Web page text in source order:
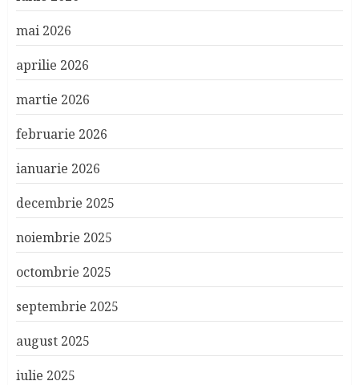
mai 2026
aprilie 2026
martie 2026
februarie 2026
ianuarie 2026
decembrie 2025
noiembrie 2025
octombrie 2025
septembrie 2025
august 2025
iulie 2025